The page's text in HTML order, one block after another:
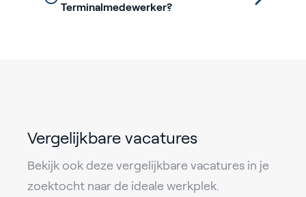
Terminalmedewerker?
Vergelijkbare vacatures
Bekijk ook deze vergelijkbare vacatures in je
zoektocht naar de ideale werkplek.